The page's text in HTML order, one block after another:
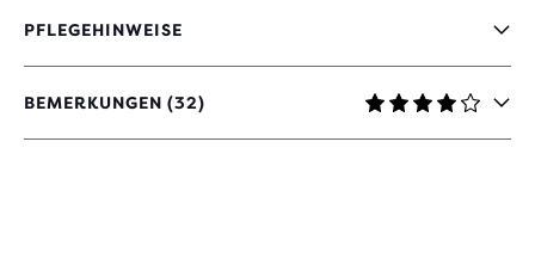
PFLEGEHINWEISE
BEMERKUNGEN (32)
4.2
VON